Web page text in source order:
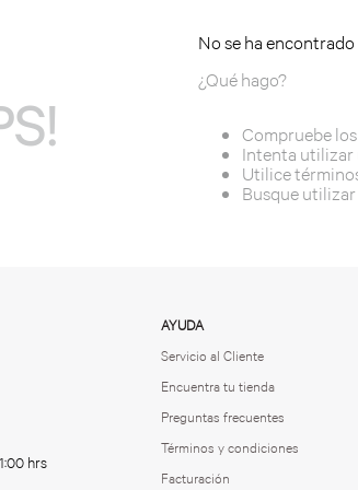
No se ha
¿Qué hago?
Compruebe
Intenta utilizar
Utilice
Busque
hrs
AYUDA
Servicio al Cliente
Encuentra tu tienda
Preguntas frecuentes
Términos y condiciones
Facturación